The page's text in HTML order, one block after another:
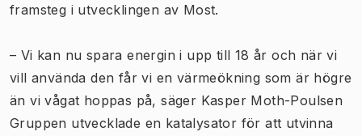
framsteg i utvecklingen av Most.
– Vi kan nu spara energin i upp till 18 år och när vi
vill använda den får vi en värmeökning som är högre
än vi vågat hoppas på, säger Kasper Moth-Poulsen
Gruppen utvecklade en katalysator för att utvinna